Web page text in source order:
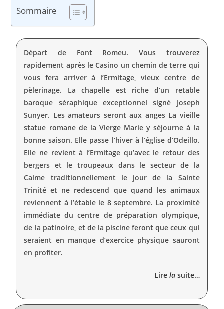
Sommaire
Départ de Font Romeu. Vous trouverez
rapidement après le Casino un chemin de terre qui
vous fera arriver à l’Ermitage, vieux centre de
pèlerinage. La chapelle est riche d’un retable
baroque séraphique exceptionnel signé Joseph
Sunyer. Les amateurs seront aux anges La vieille
statue romane de la Vierge Marie y séjourne à la
bonne saison. Elle passe l’hiver à l’église d’Odeillo.
Elle ne revient à l’Ermitage qu’avec le retour des
bergers et le troupeaux dans le secteur de la
Calme traditionnellement le jour de la Sainte
Trinité et ne redescend que quand les animaux
reviennent à l’étable le 8 septembre. La proximité
immédiate du centre de préparation olympique,
de la patinoire, et de la piscine feront que ceux qui
seraient en manque d’exercice physique sauront
en profiter.
Lire lasuite…